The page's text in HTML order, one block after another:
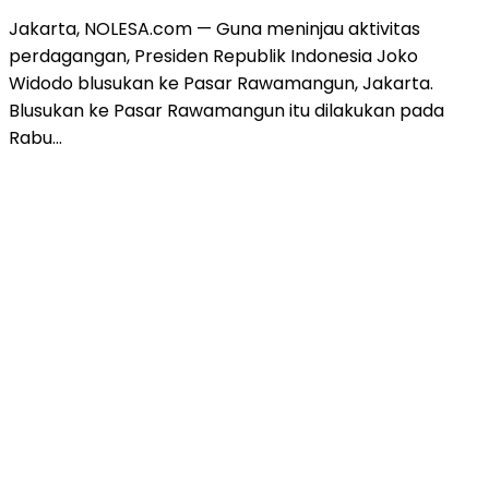
Jakarta, NOLESA.com — Guna meninjau aktivitas
perdagangan, Presiden Republik Indonesia Joko
Widodo blusukan ke Pasar Rawamangun, Jakarta.
Blusukan ke Pasar Rawamangun itu dilakukan pada
Rabu…